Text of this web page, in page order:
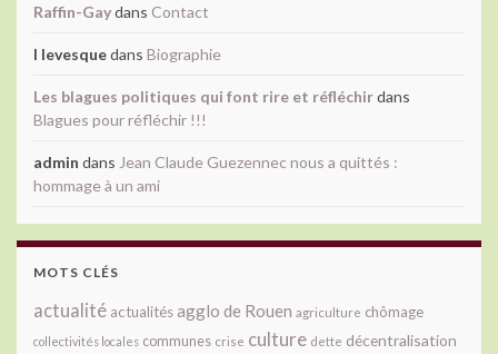
Raffin-Gaydans Contact
l levesquedans Biographie
Les blagues politiques qui font rire et réfléchirdans
Blagues pour réfléchir !!!
admin dans Jean Claude Guezennec nous a quittés :
hommage à un ami
MOTS CLÉS
actualité actualitésagglo de Rouen agriculture chômage
collectivités locales communes crise culture dette décentralisation